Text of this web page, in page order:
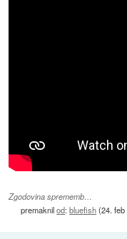
Zgodovina sprememb…
premaknilod:bluefish(24.